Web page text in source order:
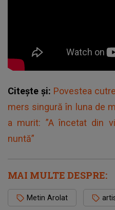
Citește și: Povestea
mers singură în luna de
a murit: ”A încetat din
nuntă”
MAI MULTE DESPRE:
Metin Arolat